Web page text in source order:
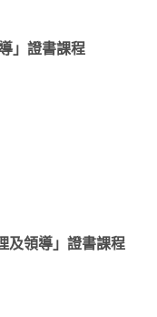
」證書課程
及領導」證書課程